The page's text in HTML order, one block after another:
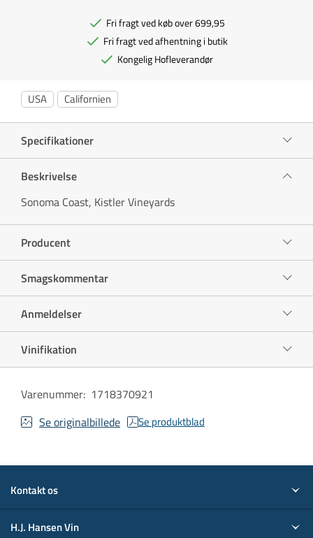
Fri fragt ved køb over 699,95
Fri fragt ved afhentning i butik
Kongelig Hofleverandør
USA Californien
Specifikationer
Beskrivelse
Sonoma Coast, Kistler Vineyards
Producent
Smagskommentar
Anmeldelser
Vinifikation
Varenummer: 1718370921
Se originalbillede
Se produktblad
Kontakt os
H.J. Hansen Vin